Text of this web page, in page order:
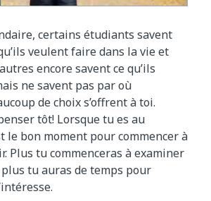
certains étudiants savent
veulent faire dans la vie et
encore savent ce qu’ils
ne savent pas par où
de choix s’offrent à toi.
tôt! Lorsque tu es au
le bon moment pour commencer à
Plus tu commenceras à examiner
tu auras de temps pour